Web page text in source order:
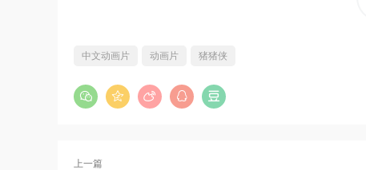
中文动画片 动画片 猪猪侠
上一篇